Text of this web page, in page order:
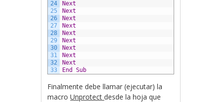
24
25
26
27
28
29
30
31
32
33
Next
Next
Next
Next
Next
Next
Next
Next
Next
End
Sub
Finalmente debe llamar (ejecutar) la
macroUnprotectdesde la hoja que